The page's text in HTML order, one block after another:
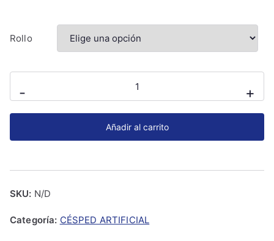
Rollo
-
Artificial
MAXIMO
+
Añadir al carrito
SKU: N/D
Categoría: CÉSPED ARTIFICIAL